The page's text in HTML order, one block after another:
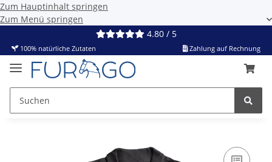
Zum Hauptinhalt springen
Zum Menü springen
4.80 / 5
100% natürliche Zutaten Zahlung auf Rechnung